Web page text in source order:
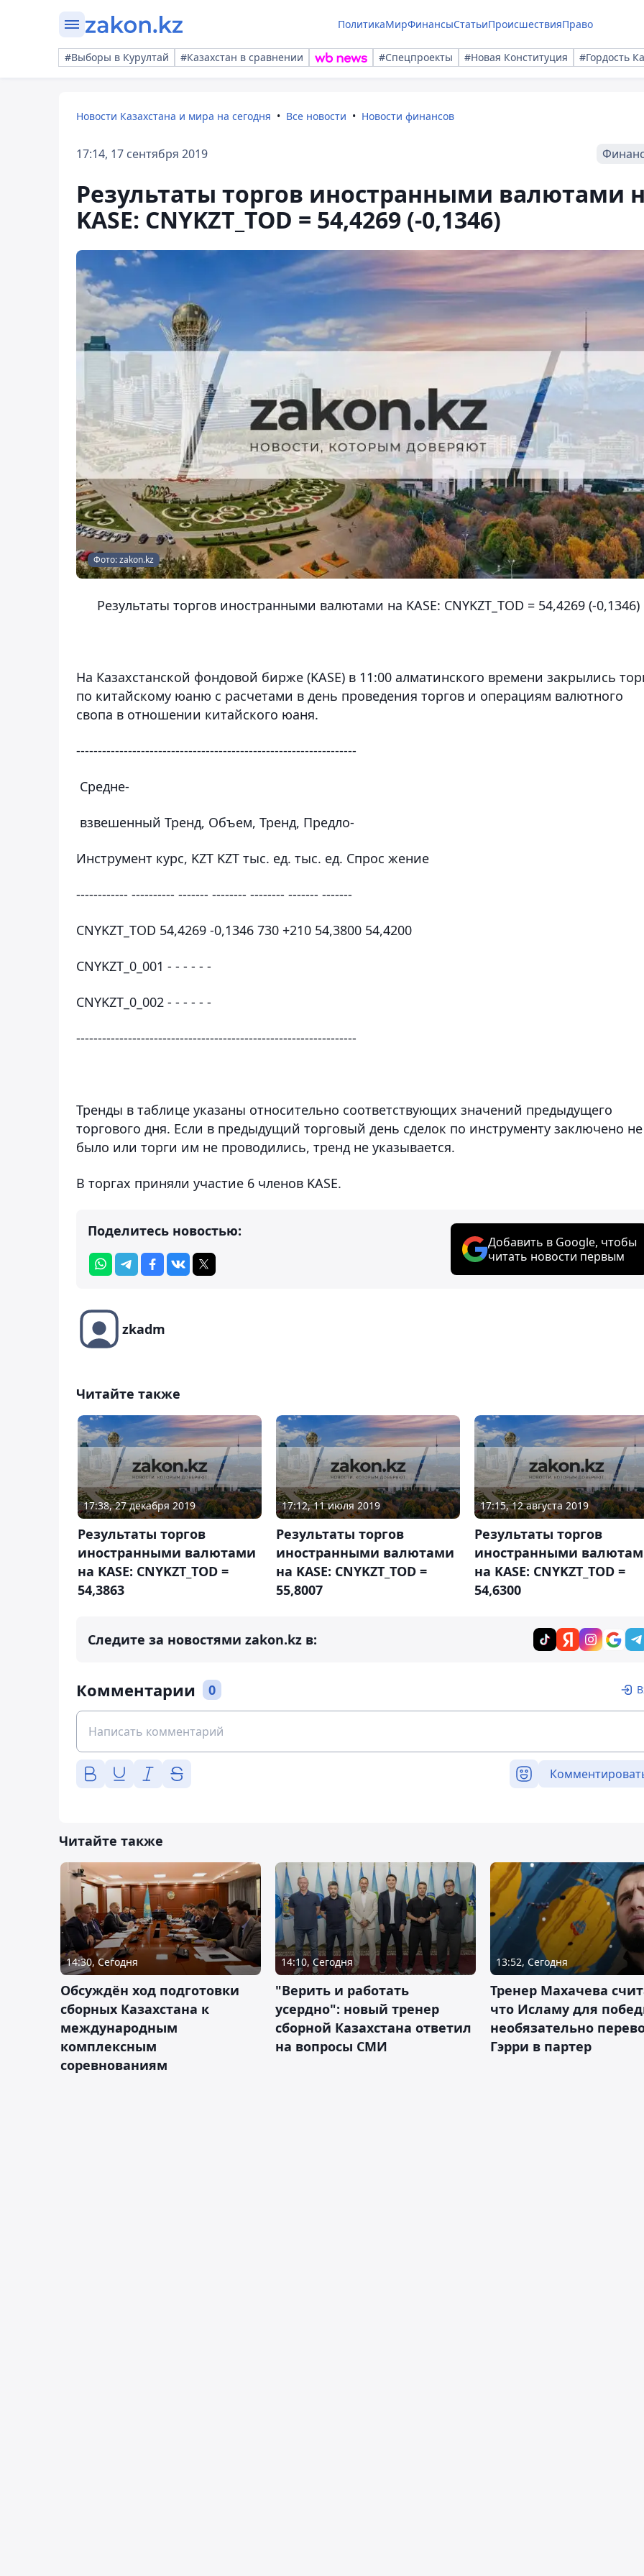
ПолитикаМирФинансыСтатьиПроисшествияПраво
#Выборы в Курултай #Казахстан в сравнении #Спецпроекты #Новая Конституция #Гордость
Новости Казахстана и мира на сегодня Все новости Новости финансов
17:14, 17 сентября 2019
Результаты торгов иностранными валютами
KASE: CNYKZT_TOD = 54,4269 (-0,1346)
Фото: zakon.kz
Результаты торгов иностранными валютами на KASE: CNYKZT_TOD = 54,4269 (-0,1346)
На Казахстанской фондовой бирже (KASE) в 11:00 алматинского времени закрылись
по китайскому юаню с расчетами в день проведения торгов и операциям валютного
свопа в отношении китайского юаня.
-----------------------------------------------------------------
Средне-
взвешенный Тренд, Объем, Тренд, Предло-
Инструмент курс, KZT KZT тыс. ед. тыс. ед. Спрос жение
------------ ---------- ------- -------- -------- ------- -------
CNYKZT_TOD 54,4269 -0,1346 730 +210 54,3800 54,4200
CNYKZT_0_001 - - - - - -
CNYKZT_0_002 - - - - - -
-----------------------------------------------------------------
Тренды в таблице указаны относительно соответствующих значений предыдущего
торгового дня. Если в предыдущий торговый день сделок по инструменту заключено не
было или торги им не проводились, тренд не указывается.
В торгах приняли участие 6 членов KASE.
Поделитесь новостью:
Добавить в Google, чтобы
читать новости первым
zkadm
Читайте также
17:38, 27 декабря 2019
Результаты торгов
иностранными валютами
на KASE: CNYKZT_TOD =
54,3863
17:12, 11 июля 2019
Результаты торгов
иностранными валютами
на KASE: CNYKZT_TOD =
55,8007
17:15, 12 августа 2019
Результаты торгов
иностранными
на KASE: CNYKZT_TOD =
54,6300
Следите за новостями zakon.kz в:
Комментарии 0
Читайте также
14:30, Сегодня
Обсуждён ход подготовки
сборных Казахстана к
международным
комплексным
соревнованиям
14:10, Сегодня
"Верить и работать
усердно": новый тренер
сборной Казахстана ответил
на вопросы СМИ
13:52, Сегодня
Тренер Махачева
что Исламу для
необязательно
Гэрри в партер